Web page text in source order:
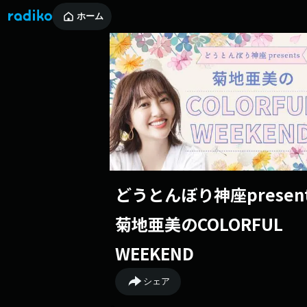
ホーム
どうとんぼり神座
菊地亜美のCOLORFUL
WEEKEND
シェア